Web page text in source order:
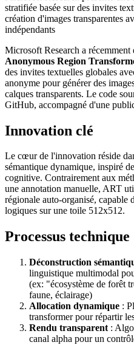
stratifiée basée sur des invites
création d'images transparentes
indépendants
Microsoft Research a
Anonymous Region
des invites textuelles globales
anonyme pour générer des
calques transparents. Le code
GitHub, accompagné d'une
Innovation clé
Le cœur de l'innovation réside
sémantique dynamique, inspiré
cognitive. Contrairement aux
une annotation manuelle, ART
régionale auto-organisé, capable
logiques sur une toile 512x512.
Processus technique
Déconstruction
linguistique multimodal
(ex: "écosystème de forêt
faune, éclairage)
Allocation dynamique :
transformer pour répartir
Rendu transparent :
canal alpha pour un